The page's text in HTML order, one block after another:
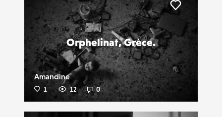
Orphelinat, Grèce.
Amandine
1 12 0